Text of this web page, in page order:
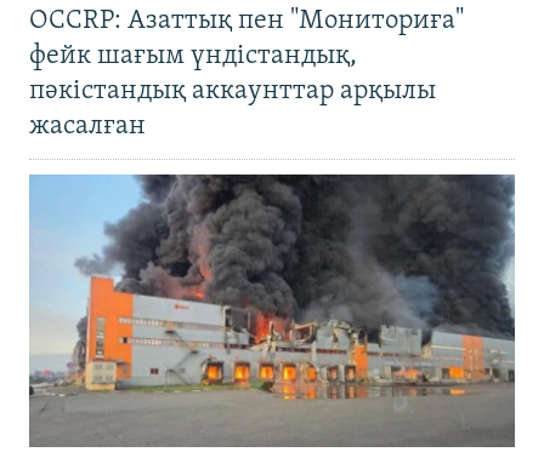
OCCRP: Азаттық пен "Мониториға"
фейк шағым үндістандық,
пәкістандық аккаунттар арқылы
жасалған